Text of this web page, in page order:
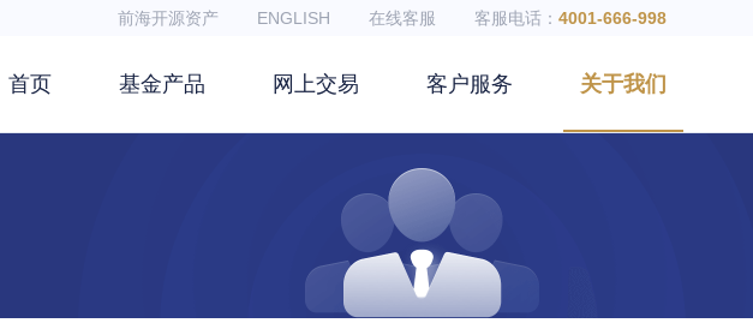
前海开源资产 ENGLISH 在线客服 客服电话： 4001-666-998
首页 基金产品 网上交易 客户服务 关于我们